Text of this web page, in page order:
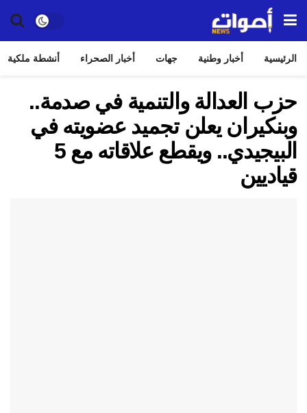
الرئيسية أخبار وطنية جهات أخبار الصحراء أنشطة ملكية
حزب العدالة والتنمية في صدمة..
وبنكيران يعلن تجميد عضويته في
البيجيدي.. ويقطع علاقاته مع 5
قياديين